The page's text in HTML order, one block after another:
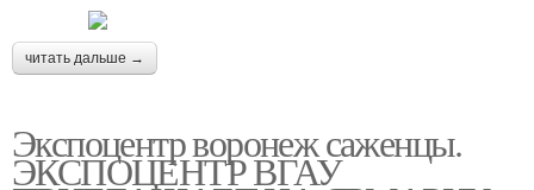
читать дальше →
Экспоцентр воронеж саженцы.
ЭКСПОЦЕНТР ВГАУ